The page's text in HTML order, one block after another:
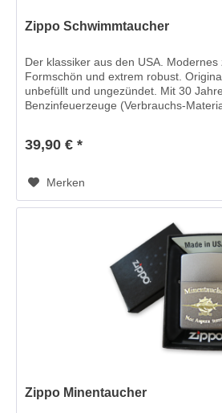
Zippo Schwimmtaucher
Der klassiker aus den USA. Modernes
Formschön und extrem robust.
unbefüllt und ungezündet. Mit 30
Benzinfeuerzeuge (Verbrauchs-
39,90 € *
Merken
Zippo Minentaucher